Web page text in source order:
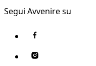
Segui Avvenire su